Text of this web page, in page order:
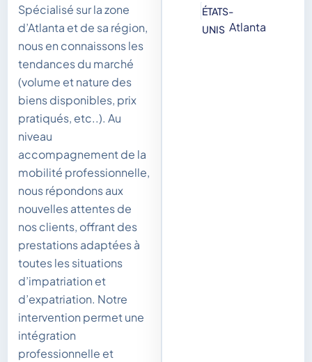
Spécialisé sur la zone
d’Atlanta et de sa région,
nous en connaissons les
tendances du marché
(volume et nature des
biens disponibles, prix
pratiqués, etc..). Au
niveau
accompagnement de la
mobilité professionnelle,
nous répondons aux
nouvelles attentes de
nos clients, offrant des
prestations adaptées à
toutes les situations
d’impatriation et
d’expatriation. Notre
intervention permet une
intégration
professionnelle et
ÉTATS-
UNIS Atlanta